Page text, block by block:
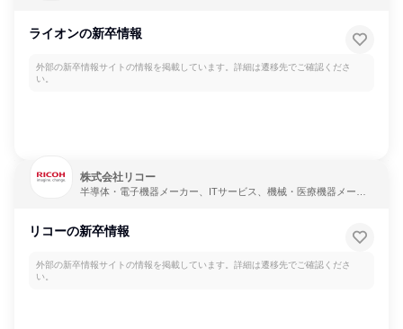
ライオンの新卒情報
外部の新卒情報サイトの情報を掲載しています。詳細は遷移先でご確認くださ
い。
株式会社リコー
半導体・電子機器メーカー、ITサービス、機械・医療機器メーカ
リコーの新卒情報
外部の新卒情報サイトの情報を掲載しています。詳細は遷移先でご確認くださ
い。